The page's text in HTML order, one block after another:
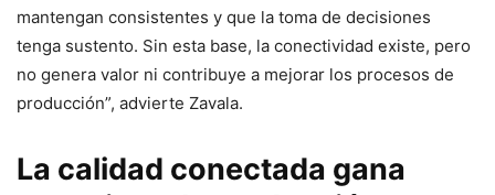
mantengan consistentes y que la toma de decisiones
tenga sustento. Sin esta base, la conectividad existe, pero
no genera valor ni contribuye a mejorar los procesos de
producción”, advierte Zavala.
La calidad conectada gana